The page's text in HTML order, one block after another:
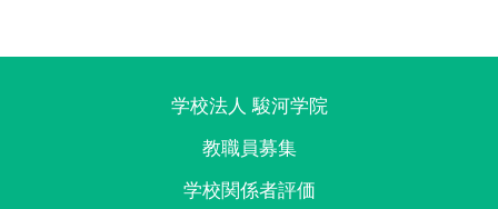
学校法人 駿河学院
教職員募集
学校関係者評価